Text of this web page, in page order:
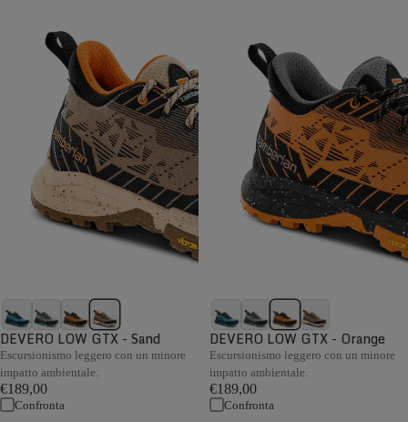
DEVERO LOW GTX - Sand
Escursionismo leggero con un minore
impatto ambientale.
€189,00
Confronta
DEVERO LOW GTX - Orange
Escursionismo leggero con un minore
impatto ambientale.
€189,00
Confronta